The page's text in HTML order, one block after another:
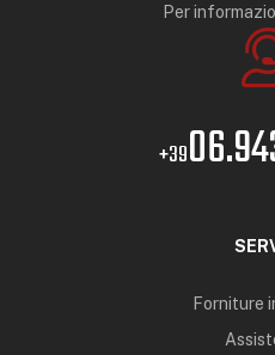
Per
+39
Forniture